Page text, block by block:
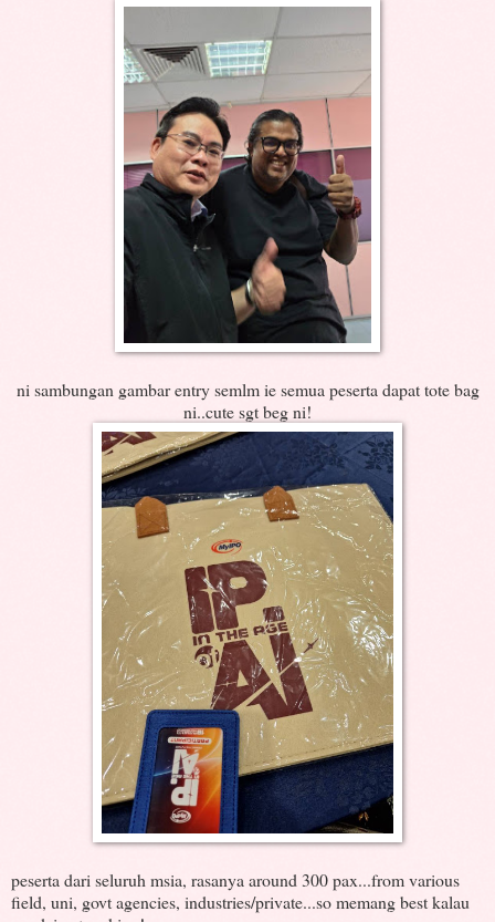
ni sambungan gambar entry semlm ie semua peserta dapat tote bag
ni..cute sgt beg ni!
peserta dari seluruh msia, rasanya around 300 pax...from various
field, uni, govt agencies, industries/private...so memang best kalau